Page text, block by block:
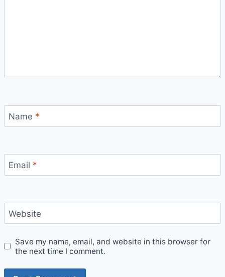
Name *
Email *
Website
Save my name, email, and website in this browser for
the next time I comment.